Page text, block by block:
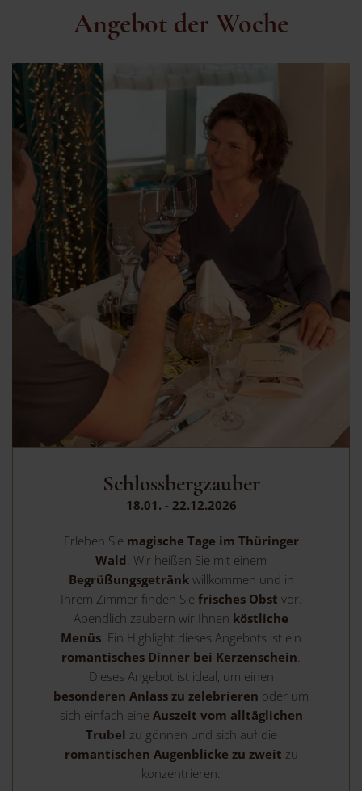
Angebot der Woche
Schlossbergzauber
18.01. - 22.12.2026
Erleben Sie magische Tage im Thüringer
Wald . Wir heißen Sie mit einem
Begrüßungsgetränkwillkommen und in
Ihrem Zimmer finden Sie frisches Obst vor.
Abendlich zaubern wir Ihnen köstliche
Menüs . Ein Highlight dieses Angebots ist ein
romantisches Dinner bei Kerzenschein
Dieses Angebot ist ideal, um einen
besonderen Anlass zu zelebrieren oder um
sich einfach eine Auszeit vom alltäglichen
Trubel zu gönnen und sich auf die
romantischen Augenblicke zu zweit zu
konzentrieren.